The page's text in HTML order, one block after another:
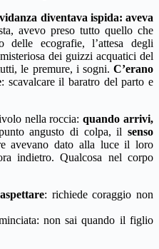
diventava ispida: aveva
avevo preso tutto quello che
delle ecografie, l’attesa degli
dei guizzi acquatici del
le premure, i sogni. C’erano
: scavalcare il baratro del parto e
nella roccia:quando arrivi,
angusto di colpa, ilsenso
avevano dato alla luce il loro
indietro. Qualcosa nel corpo
: richiede coraggio non
non sai quando il figlio